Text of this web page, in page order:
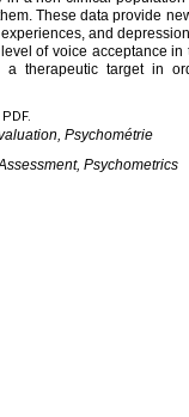
These data provide
and
of voice acceptance
a therapeutic target in
Psychométrie
Psychometrics